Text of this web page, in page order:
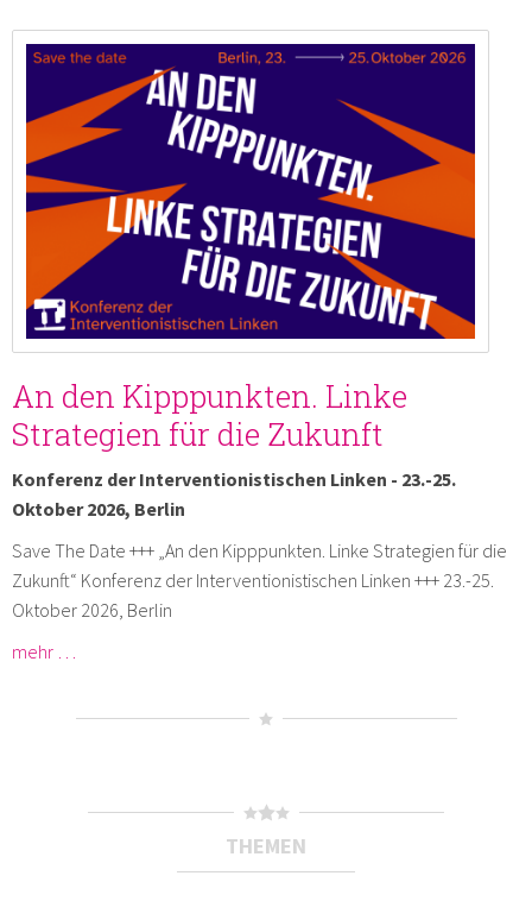
An den Kipppunkten. Linke
Strategien für die Zukunft
Konferenz der Interventionistischen Linken - 23.-25.
Oktober 2026, Berlin
Save The Date +++ „An den Kipppunkten. Linke Strategien für die
Zukunft“ Konferenz der Interventionistischen Linken +++ 23.-25.
Oktober 2026, Berlin
mehr …
THEMEN